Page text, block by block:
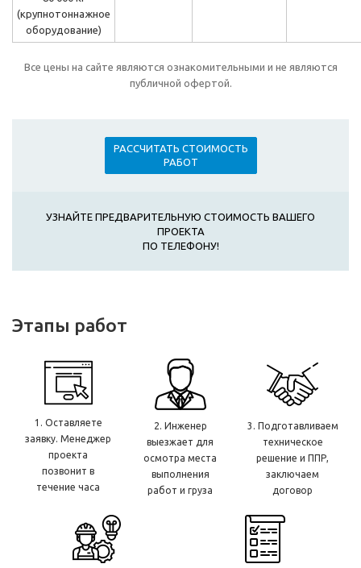
(крупнотоннажное
оборудование)
Все цены на сайте являются ознакомительными и не являются
публичной офертой.
РАССЧИТАТЬ СТОИМОСТЬ
РАБОТ
УЗНАЙТЕ ПРЕДВАРИТЕЛЬНУЮ СТОИМОСТЬ ВАШЕГО
ПРОЕКТА
ПО ТЕЛЕФОНУ!
Этапы работ
1. Оставляете
заявку. Менеджер
проекта
позвонит в
течение часа
2. Инженер
выезжает для
осмотра места
выполнения
работ и груза
3. Подготавливаем
техническое
решение и ППР,
заключаем
договор